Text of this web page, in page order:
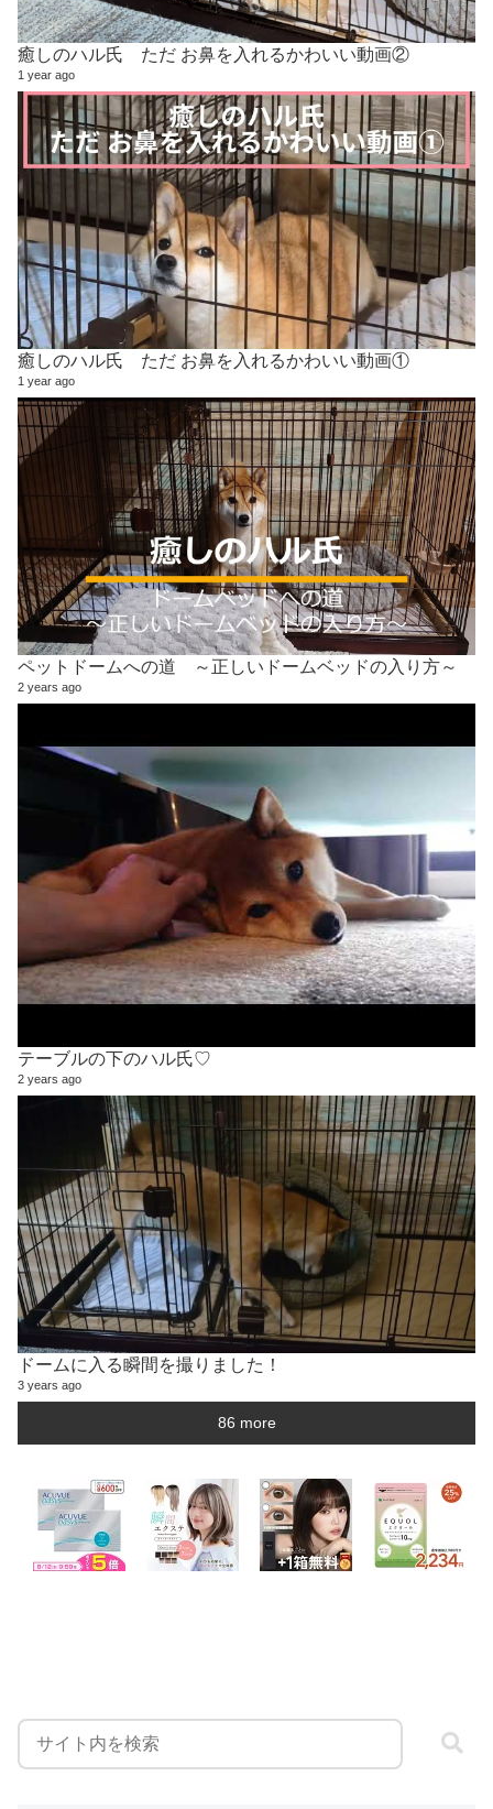
癒しのハル氏 ただ お鼻を入れるかわいい動画②
1 year ago
癒しのハル氏 ただ お鼻を入れるかわいい動画①
1 year ago
ペットドームへの道 ～正しいドームベッドの入り方～
2 years ago
テーブルの下のハル氏♡
2 years ago
ドームに入る瞬間を撮りました！
3 years ago
86 more